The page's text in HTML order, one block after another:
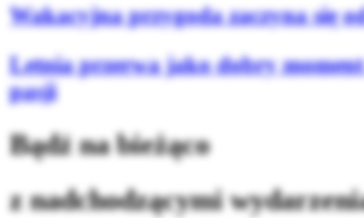
Wakacyjna przygoda zaczyna się
Letnia przerwa jako dobry
pasji
Bądź na bieżąco
z nadchodzącymi